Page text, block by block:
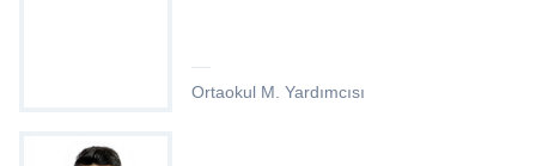
Ortaokul M. Yardımcısı